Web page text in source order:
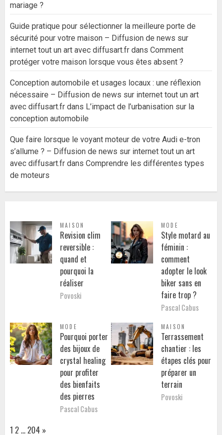
mariage ?
Guide pratique pour sélectionner la meilleure porte de
sécurité pour votre maison – Diffusion de news sur
internet tout un art avec diffusart.fr dans Comment
protéger votre maison lorsque vous êtes absent ?
Conception automobile et usages locaux : une réflexion
nécessaire – Diffusion de news sur internet tout un art
avec diffusart.fr dans L’impact de l’urbanisation sur la
conception automobile
Que faire lorsque le voyant moteur de votre Audi e-tron
s’allume ? – Diffusion de news sur internet tout un art
avec diffusart.fr dans Comprendre les différentes types
de moteurs
MAISON
Revision clim
reversible :
quand et
pourquoi la
réaliser
Povoski
MODE
Style motard au
féminin :
comment
adopter le look
biker sans en
faire trop ?
Pascal Cabus
MODE
Pourquoi porter
des bijoux de
crystal healing
pour profiter
des bienfaits
des pierres
Pascal Cabus
MAISON
Terrassement
chantier : les
étapes clés pour
préparer un
terrain
Povoski
Page:
1 2 … 204 Next
»